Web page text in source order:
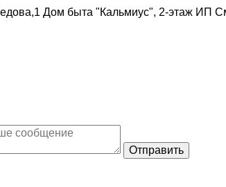
Дом быта "Кальмиус", 2-этаж